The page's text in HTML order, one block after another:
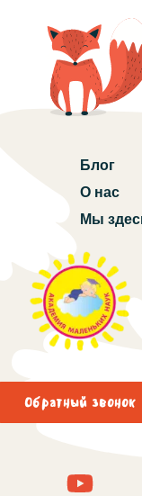
Блог
О нас
Мы
Обратный звонок